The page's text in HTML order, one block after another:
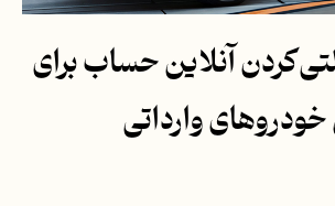
آنلاین حساب برای
وارداتی